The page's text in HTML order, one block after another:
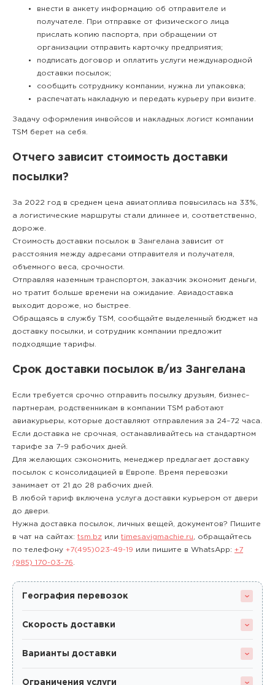
внести в анкету информацию об отправителе и
получателе. При отправке от физического лица
прислать копию паспорта, при обращении от
организации отправить карточку предприятия;
подписать договор и оплатить услуги международной
доставки посылок;
сообщить сотруднику компании, нужна ли упаковка;
распечатать накладную и передать курьеру при визите.
Задачу оформления инвойсов и накладных логист компании
TSM берет на себя.
Отчего зависит стоимость доставки
посылки?
За 2022 год в среднем цена авиатоплива повысилась на 33%,
а логистические маршруты стали длиннее и, соответственно,
дороже.
Стоимость доставки посылок в Зангелана зависит от
расстояния между адресами отправителя и получателя,
объемного веса, срочности.
Отправляя наземным транспортом, заказчик экономит деньги,
но тратит больше времени на ожидание. Авиадоставка
выходит дороже, но быстрее.
Обращаясь в службу TSM, сообщайте выделенный бюджет на
доставку посылки, и сотрудник компании предложит
подходящие тарифы.
Срок доставки посылок в/из Зангелана
Если требуется срочно отправить посылку друзьям, бизнес–
партнерам, родственникам в компании TSM работают
авиакурьеры, которые доставляют отправления за 24–72 часа.
Если доставка не срочная, останавливайтесь на стандартном
тарифе за 7–9 рабочих дней.
Для желающих сэкономить, менеджер предлагает доставку
посылок с консолидацией в Европе. Время перевозки
занимает от 21 до 28 рабочих дней.
В любой тариф включена услуга доставки курьером от двери
до двери.
Нужна доставка посылок, личных вещей, документов? Пишите
в чат на сайтах: tsm.bz или timesavigmachie.ru , обращайтесь
по телефону +7(495)023-49-19 или пишите в WhatsApp: +7
(985) 170-03-76
География перевозок
Скорость доставки
Варианты доставки
Ограничения услуги